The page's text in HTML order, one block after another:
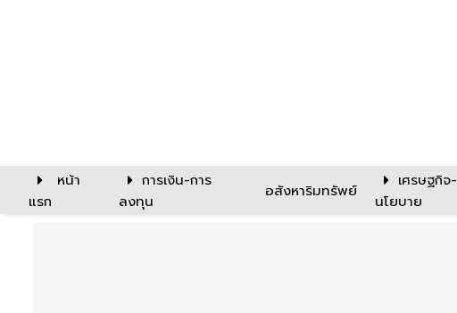
หน้า
แรก
การเงิน-การ
ลงทุน
อสังหาริมทรัพย์
เศรษฐกิจ-
นโยบาย